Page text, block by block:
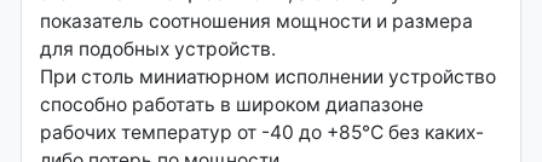
показатель соотношения мощности и размера
для подобных устройств.
При столь миниатюрном исполнении устройство
способно работать в широком диапазоне
рабочих температур от -40 до +85°C без каких-